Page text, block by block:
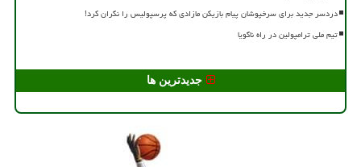
دردسر جدید برای سرخپوشان پیام بازیکن مازادی که پرسپولیس را نگران کرد!
تیم ملی ترامپولین در راه ناگویا
جدیدترین ها